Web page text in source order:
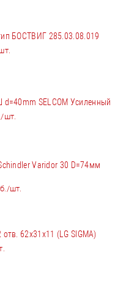
БОСТВИГ 285.03.08.019
SELCOM Усиленный
шт.
Varidor 30 D=74мм
шт.
62х31х11 (LG SIGMA)